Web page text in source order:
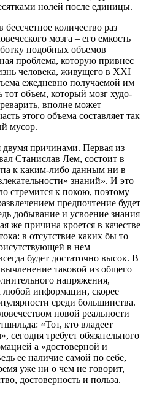
нолей после единицы.
количество раз
мозга – его емкость
подобных объемов
проблема, которую привнес
человека, живущего в XXI
ежедневно получаемой им
объем, который мозг худо-
вполне может
этого объема составляет так
мусор.
двумя причинами. Первая из
Станислав Лем, состоит в
к каким-либо данным ни в
знаний». И это
стремится к покою, поэтому
предпочтение будет
добывание и усвоение знания
же причина кроется в качестве
в отсутствие каких бы то
в нем
будет достаточно высок. В
таковой из общего
напряжения,
информации, скорее
среди большинства.
новой реальности
«Тот, кто владеет
требует обязательного
а «достоверной и
ее наличие самой по себе,
уже ни о чем не говорит,
достоверность и польза.